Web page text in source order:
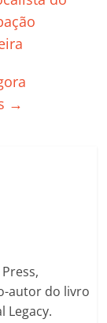
ar
→
autor do livro
Legacy.